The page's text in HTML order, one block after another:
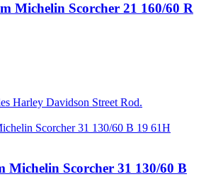
Michelin Scorcher 21 160/60 R
Harley Davidson Street Rod.
Michelin Scorcher 31 130/60 B